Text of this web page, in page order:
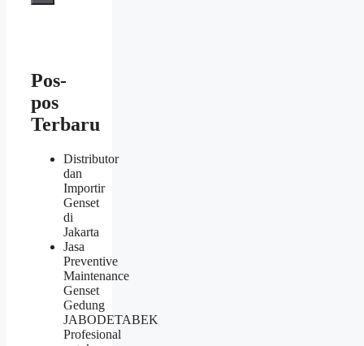
Pos-
pos
Terbaru
Distributor
dan
Importir
Genset
di
Jakarta
Jasa
Preventive
Maintenance
Genset
Gedung
JABODETABEK
Profesional